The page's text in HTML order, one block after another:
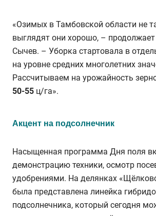
«Озимых в Тамбовской области не
выглядят они хорошо, –
Сычев. – Уборка стартовала в
на уровне средних многолетних
Рассчитываем на урожайность
50-55 ц/га».
Акцент на подсолнечник
Насыщенная программа Дня поля
демонстрацию техники, осмотр
удобрениями. На делянках
была представлена линейка
подсолнечника, который сегодня